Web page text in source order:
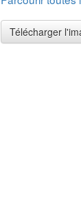
Télécharger